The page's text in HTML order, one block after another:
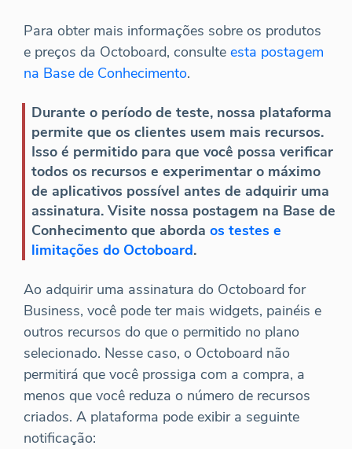
Para obter mais informações sobre os produtos
e preços da Octoboard, consulte esta postagem
na Base de Conhecimento.
Durante o período de teste, nossa plataforma
permite que os clientes usem mais recursos.
Isso é permitido para que você possa verificar
todos os recursos e experimentar o máximo
de aplicativos possível antes de adquirir uma
assinatura. Visite nossa postagem na Base de
Conhecimento que aborda os testes e
limitações do Octoboard.
Ao adquirir uma assinatura do Octoboard for
Business, você pode ter mais widgets, painéis e
outros recursos do que o permitido no plano
selecionado. Nesse caso, o Octoboard não
permitirá que você prossiga com a compra, a
menos que você reduza o número de recursos
criados. A plataforma pode exibir a seguinte
notificação: